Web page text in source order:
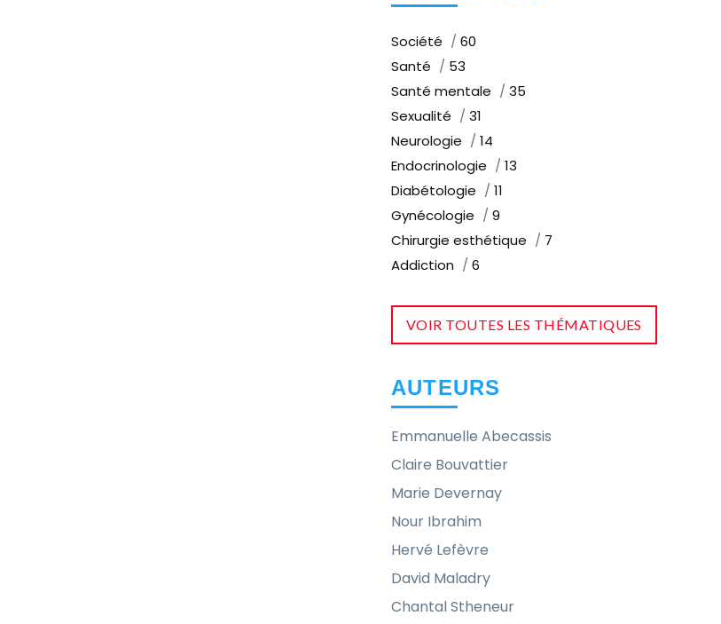
Société
60
Santé
53
Santé mentale
35
Sexualité
31
Neurologie
14
Endocrinologie
13
Diabétologie
11
Gynécologie
9
Chirurgie esthétique
7
Addiction
6
VOIR TOUTES LES THÉMATIQUES
AUTEURS
Emmanuelle Abecassis
Claire Bouvattier
Marie Devernay
Nour Ibrahim
Hervé Lefèvre
David Maladry
Chantal Stheneur